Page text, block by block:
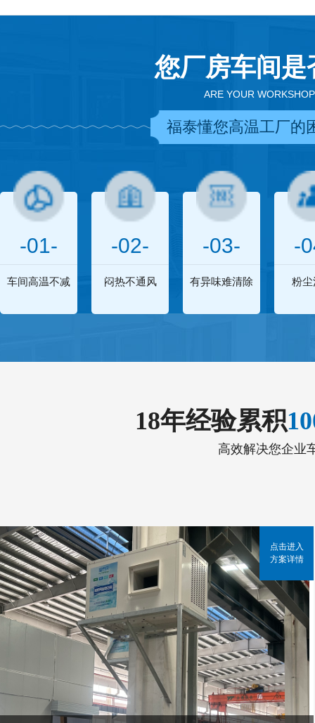
您厂房车间
ARE YOUR
福泰懂您高温工厂的
-01-
车间高温不减
-02-
闷热不通风
-03-
有异味难清除
-
粉尘
18年经验累积
高效解决您企业
点击进入
方案详情